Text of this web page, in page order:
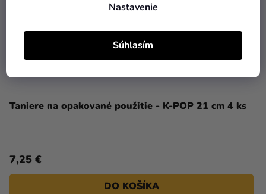
Nastavenie
Súhlasím
Taniere na opakované použitie - K-POP 21 cm 4 ks
7,25 €
DO KOŠÍKA